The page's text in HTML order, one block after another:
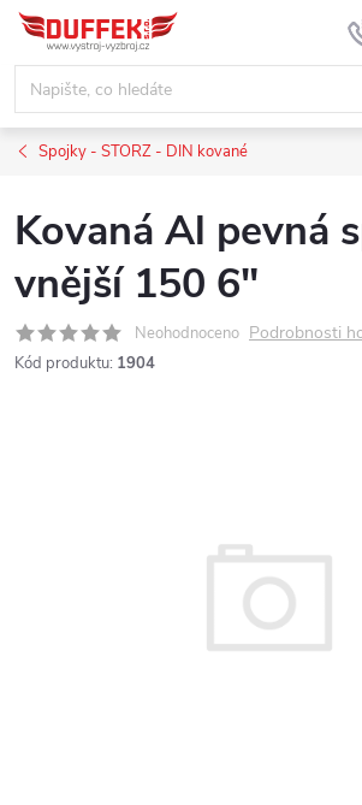
Přejít
obsah
Spojky - STORZ - DIN kované
Kovaná Al pevná
vnější 150 6"
Neohodnoceno Podrobnosti
Kód produktu: 1904